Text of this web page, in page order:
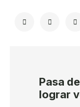
Pasa
lograr